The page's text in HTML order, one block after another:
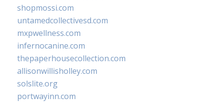
shopmossi.com
untamedcollectivesd.com
mxpwellness.com
infernocanine.com
thepaperhousecollection.com
allisonwillisholley.com
solslite.org
portwayinn.com